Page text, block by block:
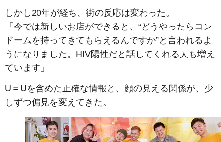
しかし20年が経ち、街の反応は変わった。
「今では新しいお店ができると、“どうやったらコン
ドームを持ってきてもらえるんですか”と言われるよ
うになりました。HIV陽性だと話してくれる人も増え
ています」
U＝Uを含めた正確な情報と、顔の見える関係が、少
しずつ偏見を変えてきた。